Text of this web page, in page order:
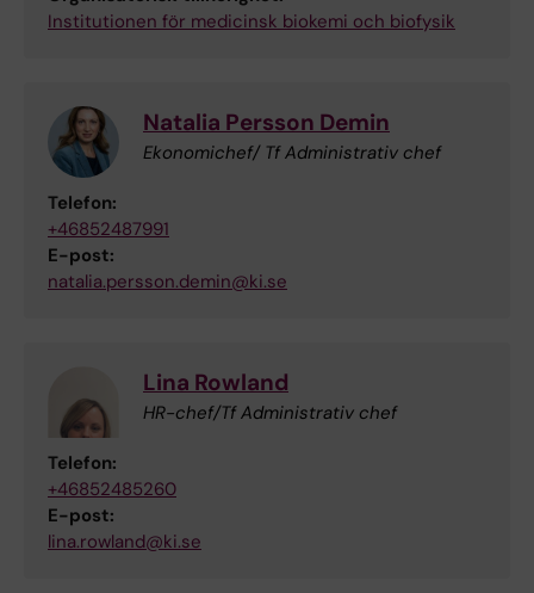
Institutionen för medicinsk biokemi och biofysik
Natalia Persson Demin
Ekonomichef/ Tf Administrativ chef
Telefon:
+46852487991
E-post:
natalia.persson.demin@ki.se
Lina Rowland
HR-chef/Tf Administrativ chef
Telefon:
+46852485260
E-post:
lina.rowland@ki.se